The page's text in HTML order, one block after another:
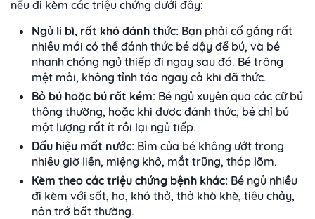
nếu đi kèm các triệu chứng dưới đây:
Ngủ li bì, rất khó đánh thức: Bạn phải cố gắng rất
nhiều mới có thể đánh thức bé dậy để bú, và bé
nhanh chóng ngủ thiếp đi ngay sau đó. Bé trông
mệt mỏi, không tỉnh táo ngay cả khi đã thức.
Bỏ bú hoặc bú rất kém: Bé ngủ xuyên qua các cữ bú
thông thường, hoặc khi được đánh thức, bé chỉ bú
một lượng rất ít rồi lại ngủ tiếp.
Dấu hiệu mất nước: Bỉm của bé không ướt trong
nhiều giờ liền, miệng khô, mắt trũng, thóp lõm.
Kèm theo các triệu chứng bệnh khác: Bé ngủ nhiều
đi kèm với sốt, ho, khó thở, thở khò khè, tiêu chảy,
nôn trớ bất thường.